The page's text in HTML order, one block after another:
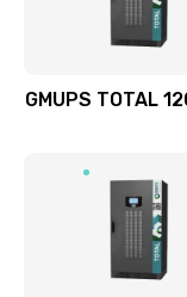
GMUPS TOTAL